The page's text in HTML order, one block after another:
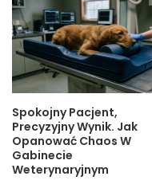
Spokojny Pacjent,
Precyzyjny Wynik. Jak
Opanować Chaos W
Gabinecie
Weterynaryjnym